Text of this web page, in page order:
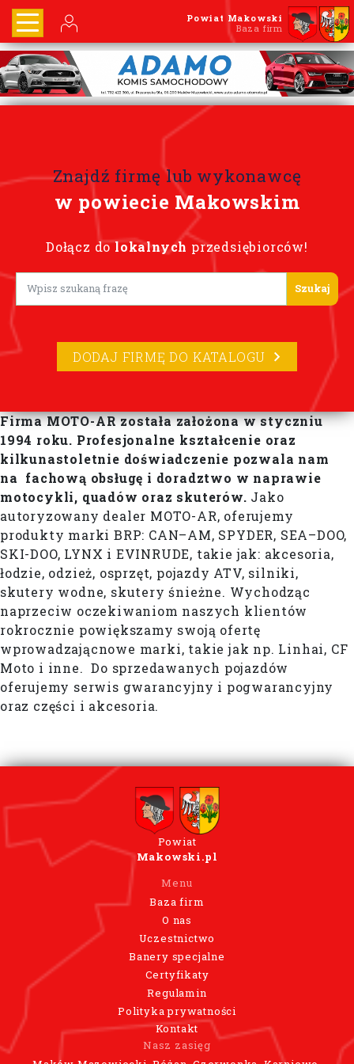
Powiat Makowski
Baza firm
Znajdź firmę lub wykonawcę
w powiecie Makowskim
Dołącz dolokalnych przedsiębiorców!
Lorem ipsum
DODAJ FIRMĘ DO KATALOGU
Firma MOTO-AR została założona w styczniu
1994 roku. Profesjonalne kształcenie oraz
kilkunastoletnie doświadczenie pozwala nam
na fachową obsługę i doradztwo w naprawie
motocykli, quadów oraz skuterów. Jako
autoryzowany dealer MOTO-AR, oferujemy
produkty marki BRP: CAN–AM, SPYDER, SEA–DOO,
SKI-DOO, LYNX i EVINRUDE, takie jak: akcesoria,
łodzie, odzież, osprzęt, pojazdy ATV, silniki,
skutery wodne, skutery śnieżne. Wychodząc
naprzeciw oczekiwaniom naszych klientów
rokrocznie powiększamy swoją ofertę
wprowadzającnowe marki, takie jak np. Linhai, CF
Moto i inne. Do sprzedawanych pojazdów
oferujemy serwis gwarancyjny i pogwarancyjny
oraz części i akcesoria.
Powiat
Makowski.pl
Menu
Baza firm
O nas
Uczestnictwo
Banery specjalne
Certyfikaty
Regulamin
Polityka prywatności
Kontakt
Nasz zasięg